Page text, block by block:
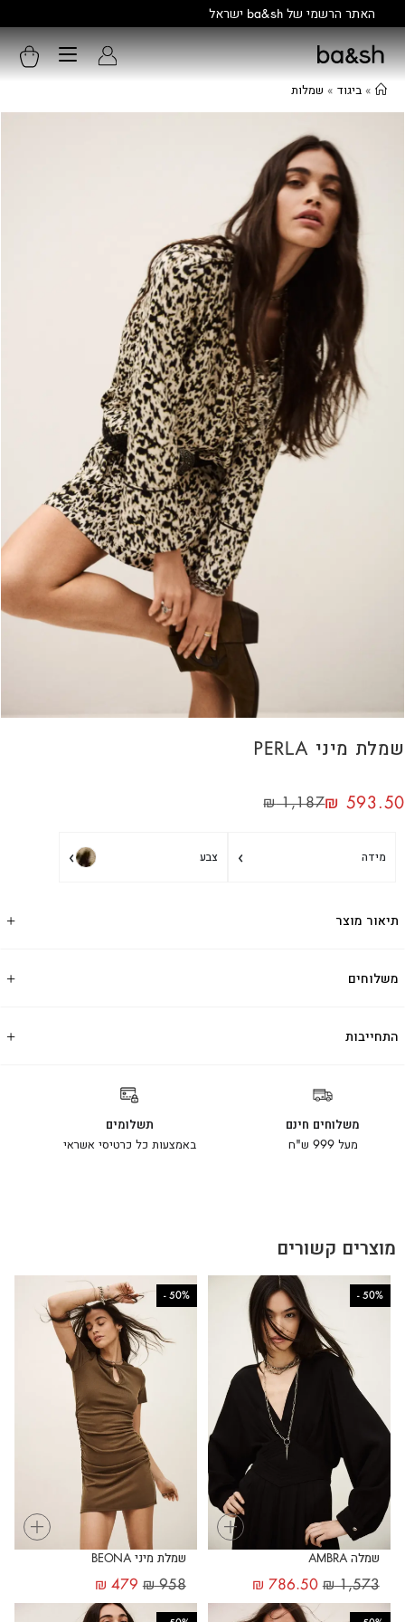
קולקציה חדשה:
» ביגוד » שמלות
שמלת מיני PERLA
₪1,187₪ 593.50
מידה › צבע ›
תיאור מוצר
משלוחים
התחייבות
משלוחים חינם
מעל 999 ש"ח
תשלומים
באמצעות כל כרטיסי אשראי
מוצרים קשורים
+
50%
-
שמלה AMBRA
₪1,573
₪ 786.50
+
50%
-
שמלת מיני BEONA
₪958
₪ 479